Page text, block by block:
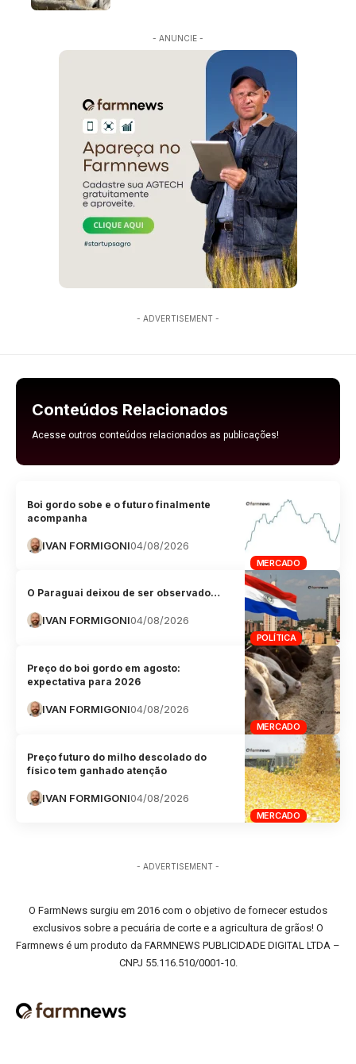
- ANUNCIE -
- ADVERTISEMENT -
Conteúdos Relacionados
Acesse outros conteúdos relacionados as publicações!
MERCADO
Boi gordo sobe e o futuro finalmente
acompanha
IVAN FORMIGONI04/08/2026
POLÍTICA
O Paraguai deixou de ser observado…
IVAN FORMIGONI04/08/2026
MERCADO
Preço do boi gordo em agosto:
expectativa para 2026
IVAN FORMIGONI04/08/2026
MERCADO
Preço futuro do milho descolado do
físico tem ganhado atenção
IVAN FORMIGONI04/08/2026
- ADVERTISEMENT -
O FarmNews surgiu em 2016 com o objetivo de fornecer estudos
exclusivos sobre a pecuária de corte e a agricultura de grãos! O
Farmnews é um produto da FARMNEWS PUBLICIDADE DIGITAL LTDA –
CNPJ 55.116.510/0001-10.